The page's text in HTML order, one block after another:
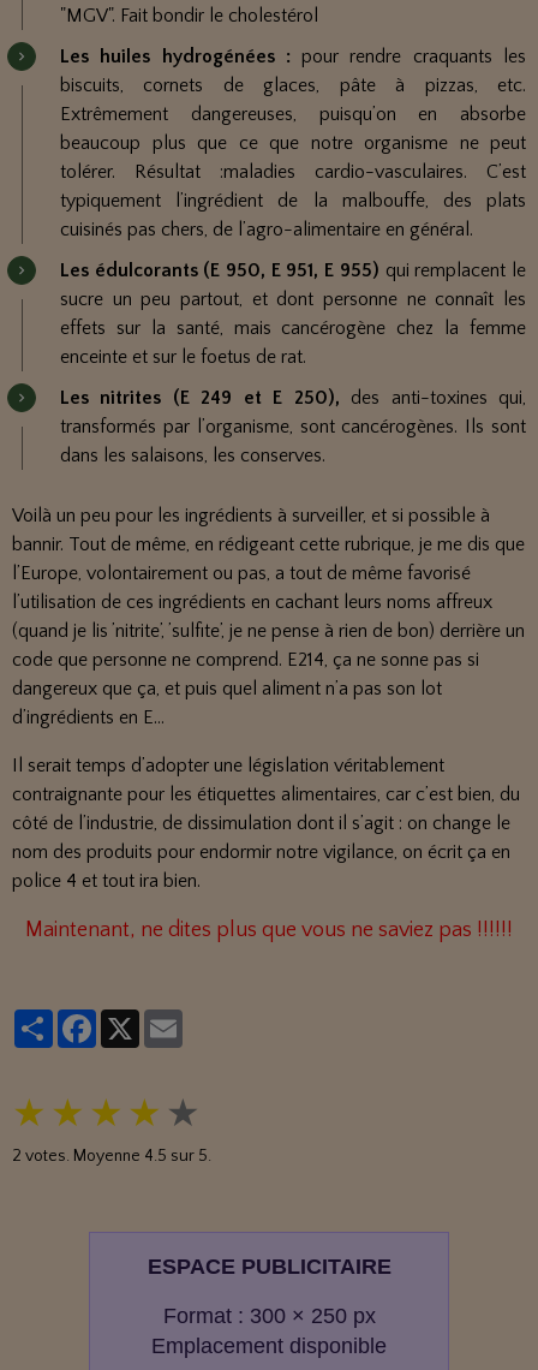
"MGV". Fait bondir le cholestérol
Les huiles hydrogénées : pour rendre craquants les
biscuits, cornets de glaces, pâte à pizzas, etc.
Extrêmement dangereuses, puisqu’on en absorbe
beaucoup plus que ce que notre organisme ne peut
tolérer. Résultat :maladies cardio-vasculaires. C’est
typiquement l’ingrédient de la malbouffe, des plats
cuisinés pas chers, de l’agro-alimentaire en général.
Les édulcorants (E 950, E 951, E 955) qui remplacent le
sucre un peu partout, et dont personne ne connaît les
effets sur la santé, mais cancérogène chez la femme
enceinte et sur le foetus de rat.
Les nitrites (E 249 et E 250), des anti-toxines qui,
transformés par l’organisme, sont cancérogènes. Ils sont
dans les salaisons, les conserves.
Voilà un peu pour les ingrédients à surveiller, et si possible à
bannir. Tout de même, en rédigeant cette rubrique, je me dis que
l’Europe, volontairement ou pas, a tout de même favorisé
l’utilisation de ces ingrédients en cachant leurs noms affreux
(quand je lis ’nitrite’, ’sulfite’, je ne pense à rien de bon) derrière un
code que personne ne comprend. E214, ça ne sonne pas si
dangereux que ça, et puis quel aliment n’a pas son lot
d’ingrédients en E...
Il serait temps d’adopter une législation véritablement
contraignante pour les étiquettes alimentaires, car c’est bien, du
côté de l’industrie, de dissimulation dont il s’agit : on change le
nom des produits pour endormir notre vigilance, on écrit ça en
police 4 et tout ira bien.
Maintenant, ne dites plus que vous ne saviez pas !!!!!!
PartagerFacebook
★ ★ ★ ★ ★
2 votes. Moyenne 4.5 sur 5.
ESPACE PUBLICITAIRE
Format : 300 × 250 px
Emplacement disponible